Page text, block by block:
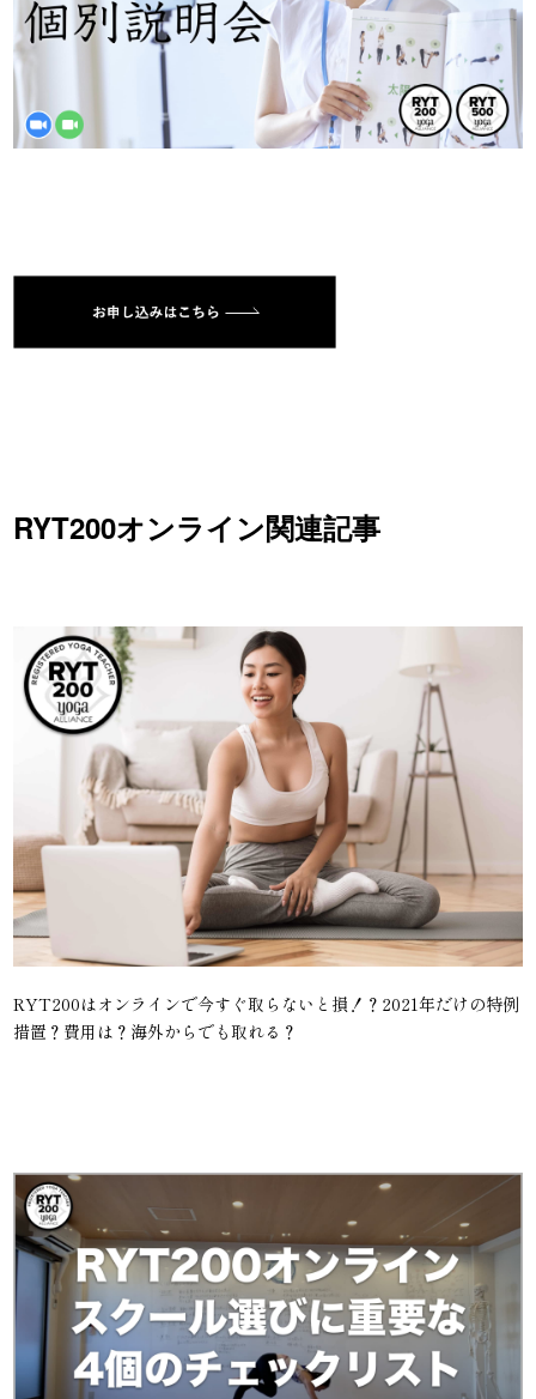
RYT200オンライン関連記事
RYT200はオンラインで今すぐ取らないと損！？2021年だけの特例
措置？費用は？海外からでも取れる？